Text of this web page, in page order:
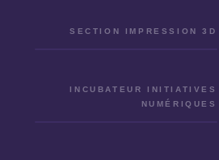
SECTION IMPRESSION 3D
INCUBATEUR INITIATIVES
NUMÉRIQUES